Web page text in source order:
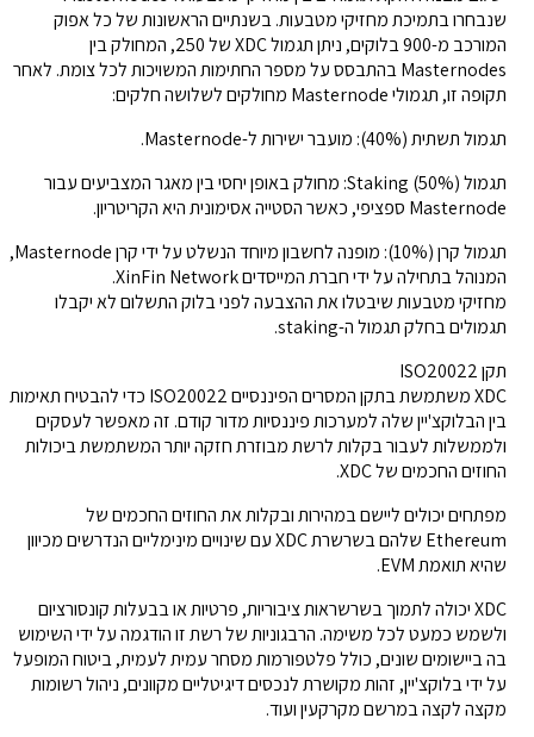
שנבחרו בתמיכת מחזיקי מטבעות. בשנתיים הראשונות של כל אפוק
המורכב מ-900 בלוקים, ניתן תגמול XDC של 250, המחולק בין
Masternodes בהתבסס על מספר החתימות המשויכות לכל צומת. לאחר
תקופה זו, תגמולי Masternode מחולקים לשלושה חלקים:
תגמול תשתית (40%): מועבר ישירות ל-Masternode.
תגמול Staking (50%): מחולק באופן יחסי בין מאגר המצביעים עבור
Masternode ספציפי, כאשר הסטייה אסימונית היא הקריטריון.
תגמול קרן (10%): מופנה לחשבון מיוחד הנשלט על ידי קרן Masternode,
המנוהל בתחילה על ידי חברת המייסדים XinFin Network.
מחזיקי מטבעות שיבטלו את ההצבעה לפני בלוק התשלום לא יקבלו
תגמולים בחלק תגמול ה-staking.
תקן ISO20022
XDC משתמשת בתקן המסרים הפיננסיים ISO20022 כדי להבטיח תאימות
בין הבלוקצ'יין שלה למערכות פיננסיות מדור קודם. זה מאפשר לעסקים
ולממשלות לעבור בקלות לרשת מבוזרת חזקה יותר המשתמשת ביכולות
החוזים החכמים של XDC.
מפתחים יכולים ליישם במהירות ובקלות את החוזים החכמים של
Ethereum שלהם בשרשרת XDC עם שינויים מינימליים הנדרשים מכיוון
שהיא תואמת EVM.
XDC יכולה לתמוך בשרשראות ציבוריות, פרטיות או בבעלות קונסורציום
ולשמש כמעט לכל משימה. הרבגוניות של רשת זו הודגמה על ידי השימוש
בה ביישומים שונים, כולל פלטפורמות מסחר עמית לעמית, ביטוח המופעל
על ידי בלוקצ'יין, זהות מקושרת לנכסים דיגיטליים מקוונים, ניהול רשומות
מקצה לקצה במרשם מקרקעין ועוד.